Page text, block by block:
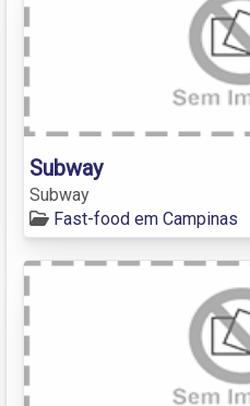
Subway
Subway
Fast-food em Campinas